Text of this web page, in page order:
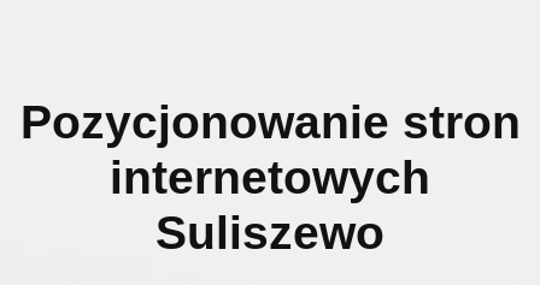
Pozycjonowanie stron
internetowych
Suliszewo